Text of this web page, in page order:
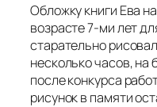
Обложку книги Ева
возрасте 7-ми лет
старательно
несколько часов, на
после конкурса
рисунок в памяти